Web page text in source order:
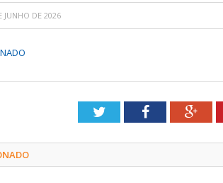
JUNHO DE 2026
TwitterFacebook